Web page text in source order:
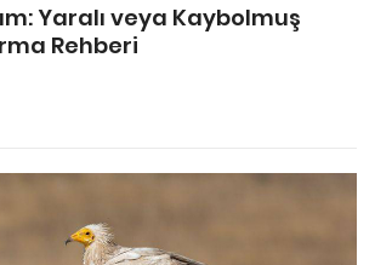
Yaralı veya Kaybolmuş
Rehberi